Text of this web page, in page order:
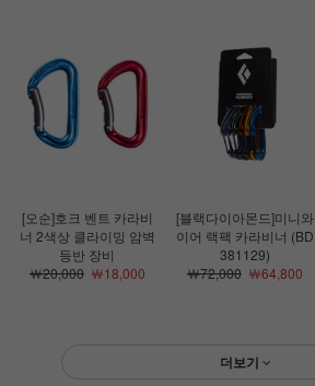
[오순]호크 벤트 카라비
너 2색상 클라이밍 암벽
등반 장비
￦20,000￦18,000
[블랙다이아몬드]미니와
이어 랙팩 카라비너 (BD
381129)
￦72,000￦64,800
더보기